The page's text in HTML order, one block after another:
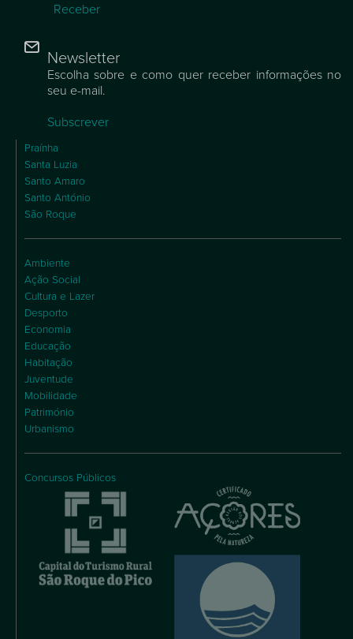
Receber
Newsletter
Escolha sobre e como quer receber informações no
seu e-mail.
Subscrever
Praínha
Santa Luzia
Santo Amaro
Santo António
São Roque
Ambiente
Ação Social
Cultura e Lazer
Desporto
Economia
Educação
Habitação
Juventude
Mobilidade
Património
Urbanismo
Concursos Públicos